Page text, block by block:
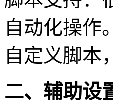
自动化操作
自定义脚本
二、辅助设